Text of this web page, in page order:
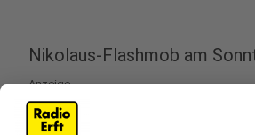
Nikolaus-Flashmob am
Anzeige